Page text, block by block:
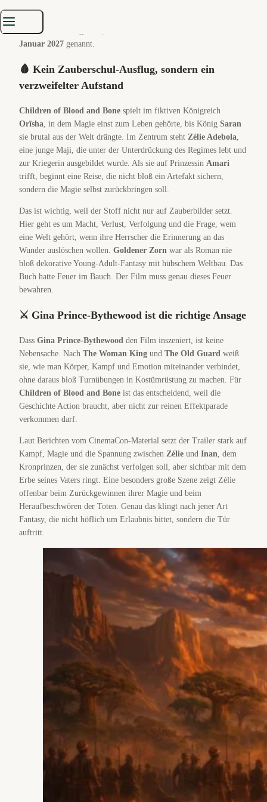
15. Januar 2027
Januar 2027 genannt.
🩸 Kein Zauberschul-Ausflug, sondern ein
verzweifelter Aufstand
Children of Blood and Bone spielt im fiktiven Königreich
Orïsha, in dem Magie einst zum Leben gehörte, bis König Saran
sie brutal aus der Welt drängte. Im Zentrum steht Zélie Adebola,
eine junge Maji, die unter der Unterdrückung des Regimes lebt und
zur Kriegerin ausgebildet wurde. Als sie auf Prinzessin Amari
trifft, beginnt eine Reise, die nicht bloß ein Artefakt sichern,
sondern die Magie selbst zurückbringen soll.
Das ist wichtig, weil der Stoff nicht nur auf Zauberbilder setzt.
Hier geht es um Macht, Verlust, Verfolgung und die Frage, wem
eine Welt gehört, wenn ihre Herrscher die Erinnerung an das
Wunder auslöschen wollen. Goldener Zorn war als Roman nie
bloß dekorative Young-Adult-Fantasy mit hübschem Weltbau. Das
Buch hatte Feuer im Bauch. Der Film muss genau dieses Feuer
bewahren.
⚔️ Gina Prince-Bythewood ist die richtige Ansage
Dass Gina Prince-Bythewood den Film inszeniert, ist keine
Nebensache. Nach The Woman King und The Old Guard weiß
sie, wie man Körper, Kampf und Emotion miteinander verbindet,
ohne daraus bloß Turnübungen in Kostümrüstung zu machen. Für
Children of Blood and Bone ist das entscheidend, weil die
Geschichte Action braucht, aber nicht zur reinen Effektparade
verkommen darf.
Laut Berichten vom CinemaCon-Material setzt der Trailer stark auf
Kampf, Magie und die Spannung zwischen Zélie und Inan, dem
Kronprinzen, der sie zunächst verfolgen soll, aber sichtbar mit dem
Erbe seines Vaters ringt. Eine besonders große Szene zeigt Zélie
offenbar beim Zurückgewinnen ihrer Magie und beim
Heraufbeschwören der Toten. Genau das klingt nach jener Art
Fantasy, die nicht höflich um Erlaubnis bittet, sondern die Tür
auftritt.